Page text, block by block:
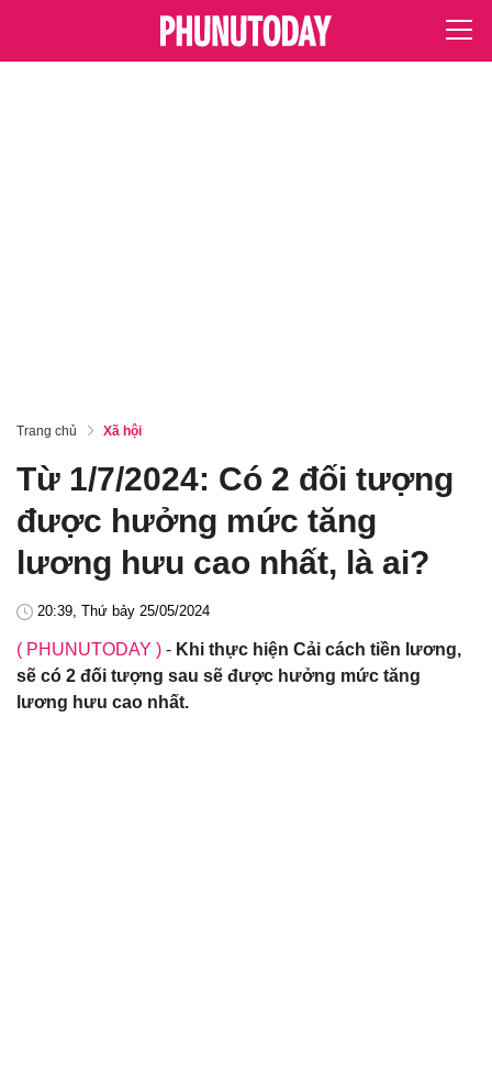
Trang chủ Xã hội
Từ 1/7/2024: Có 2 đối tượng
được hưởng mức tăng
lương hưu cao nhất, là ai?
20:39, Thứ bảy 25/05/2024
( PHUNUTODAY ) - Khi thực hiện Cải cách tiền lương,
sẽ có 2 đối tượng sau sẽ được hưởng mức tăng
lương hưu cao nhất.